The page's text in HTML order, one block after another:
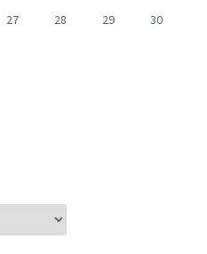
27 28 29
30